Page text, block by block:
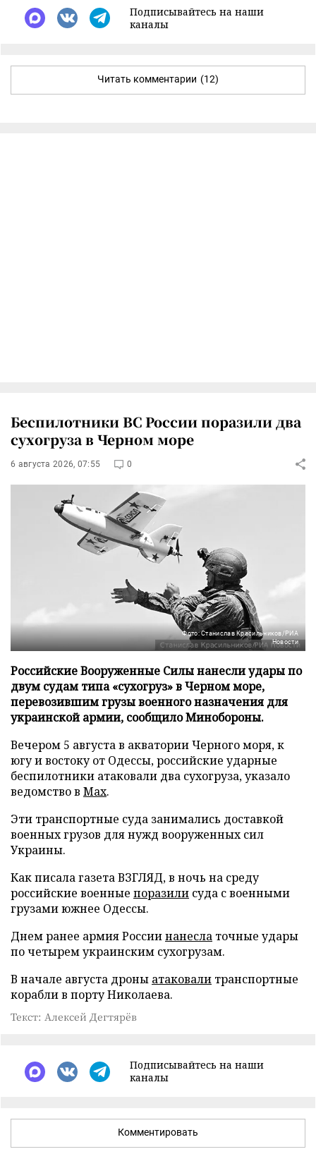
Подписывайтесь на наши
каналы
Читать комментарии (12)
Беспилотники ВС России поразили два
сухогруза в Черном море
6 августа 2026, 07:55 0
Фото: Станислав Красильников/РИА
Новости
Российские Вооруженные Силы нанесли удары по
двум судам типа «сухогруз» в Черном море,
перевозившим грузы военного назначения для
украинской армии, сообщило Минобороны.
Вечером 5 августа в акватории Черного моря, к
югу и востоку от Одессы, российские ударные
беспилотники атаковали два сухогруза, указало
ведомство в Max.
Эти транспортные суда занимались доставкой
военных грузов для нужд вооруженных сил
Украины.
Как писала газета ВЗГЛЯД, в ночь на среду
российские военные поразили суда с военными
грузами южнее Одессы.
Днем ранее армия Россиинанесла точные удары
по четырем украинским сухогрузам.
В начале августа дроны атаковали транспортные
корабли в порту Николаева.
Текст: Алексей Дегтярёв
Подписывайтесь на наши
каналы
Комментировать